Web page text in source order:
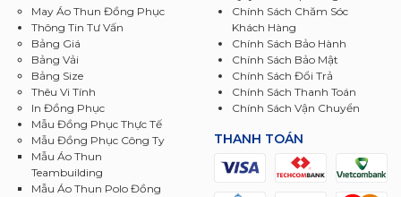
May Áo Thun Đồng Phục
Thông Tin Tư Vấn
Bảng Giá
Bảng Vải
Bảng Size
Thêu Vi Tính
In Đồng Phục
Mẫu Đồng Phục Thực Tế
Mẫu Đồng Phục Công Ty
Mẫu Áo Thun
Teambuilding
Mẫu Áo Thun Polo Đồng
Chính Sách Chăm Sóc
Khách Hàng
Chính Sách Bảo Hành
Chính Sách Bảo Mật
Chính Sách Đổi Trả
Chính Sách Thanh Toán
Chính Sách Vận Chuyển
THANH TOÁN